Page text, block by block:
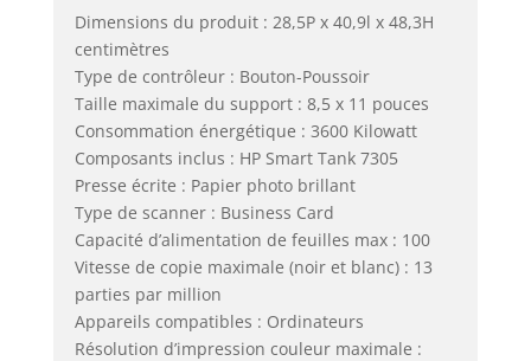
Dimensions du produit : 28,5P x 40,9l x 48,3H
centimètres
Type de contrôleur : Bouton-Poussoir
Taille maximale du support : 8,5 x 11 pouces
Consommation énergétique : 3600 Kilowatt
Composants inclus : HP Smart Tank 7305
Presse écrite : Papier photo brillant
Type de scanner : Business Card
Capacité d’alimentation de feuilles max : 100
Vitesse de copie maximale (noir et blanc) : 13
parties par million
Appareils compatibles : Ordinateurs
Résolution d’impression couleur maximale :